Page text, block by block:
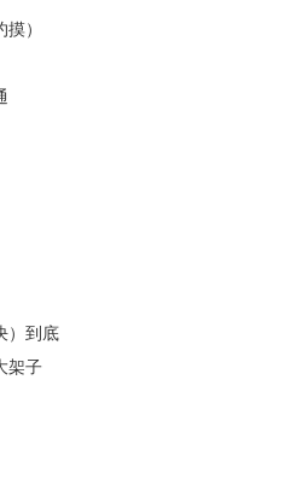
）
）到底
架子